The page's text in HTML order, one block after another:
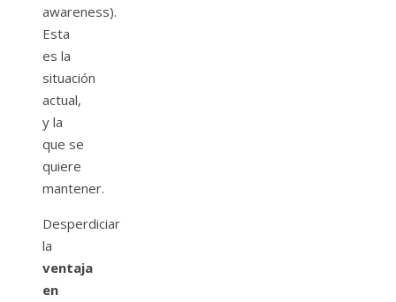
awareness).
Esta
es la
situación
actual,
y la
que se
quiere
mantener.
Desperdiciar
la
ventaja
en